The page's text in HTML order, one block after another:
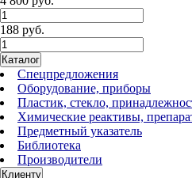
188 руб.
Каталог
Спецпредложения
Оборудование, приборы
Пластик, стекло,
Химические реактивы,
Предметный указатель
Библиотека
Производители
Клиенту